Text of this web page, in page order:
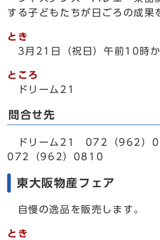
する子どもたちが日ごろの成果
とき
3月21日（祝日）午前10時
ところ
ドリーム21
問合せ先
ドリーム21 072（962）
072（962）0810
東大阪物産フェア
自慢の逸品を販売します。
とき